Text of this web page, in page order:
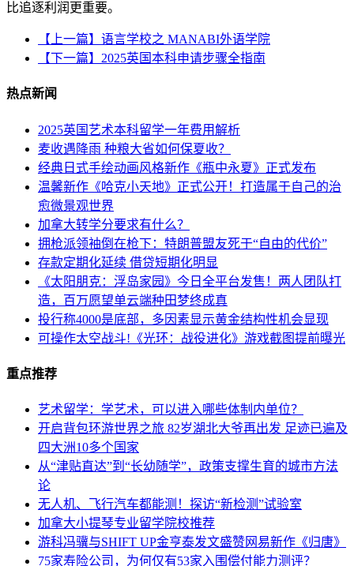
比追逐利润更重要。
【上一篇】语言学校之 MANABI外语学院
【下一篇】2025英国本科申请步骤全指南
热点新闻
2025英国艺术本科留学一年费用解析
麦收遇降雨 种粮大省如何保夏收？
经典日式手绘动画风格新作《瓶中永夏》正式发布
温馨新作《哈克小天地》正式公开！打造属于自己的治
愈微景观世界
加拿大转学分要求有什么？
拥枪派领袖倒在枪下：特朗普盟友死于“自由的代价”
存款定期化延续 借贷短期化明显
《太阳朋克：浮岛家园》今日全平台发售！两人团队打
造，百万愿望单云端种田梦终成真
投行称4000是底部，多因素显示黄金结构性机会显现
可操作太空战斗!《光环：战役进化》游戏截图提前曝光
重点推荐
艺术留学：学艺术，可以进入哪些体制内单位？
开启背包环游世界之旅 82岁湖北大爷再出发 足迹已遍及
四大洲10多个国家
从“津贴直达”到“长幼随学”，政策支撑生育的城市方法
论
无人机、飞行汽车都能测！探访“新检测”试验室
加拿大小提琴专业留学院校推荐
游科冯骥与SHIFT UP金亨泰发文盛赞网易新作《归唐》
75家寿险公司，为何仅有53家入围偿付能力测评？